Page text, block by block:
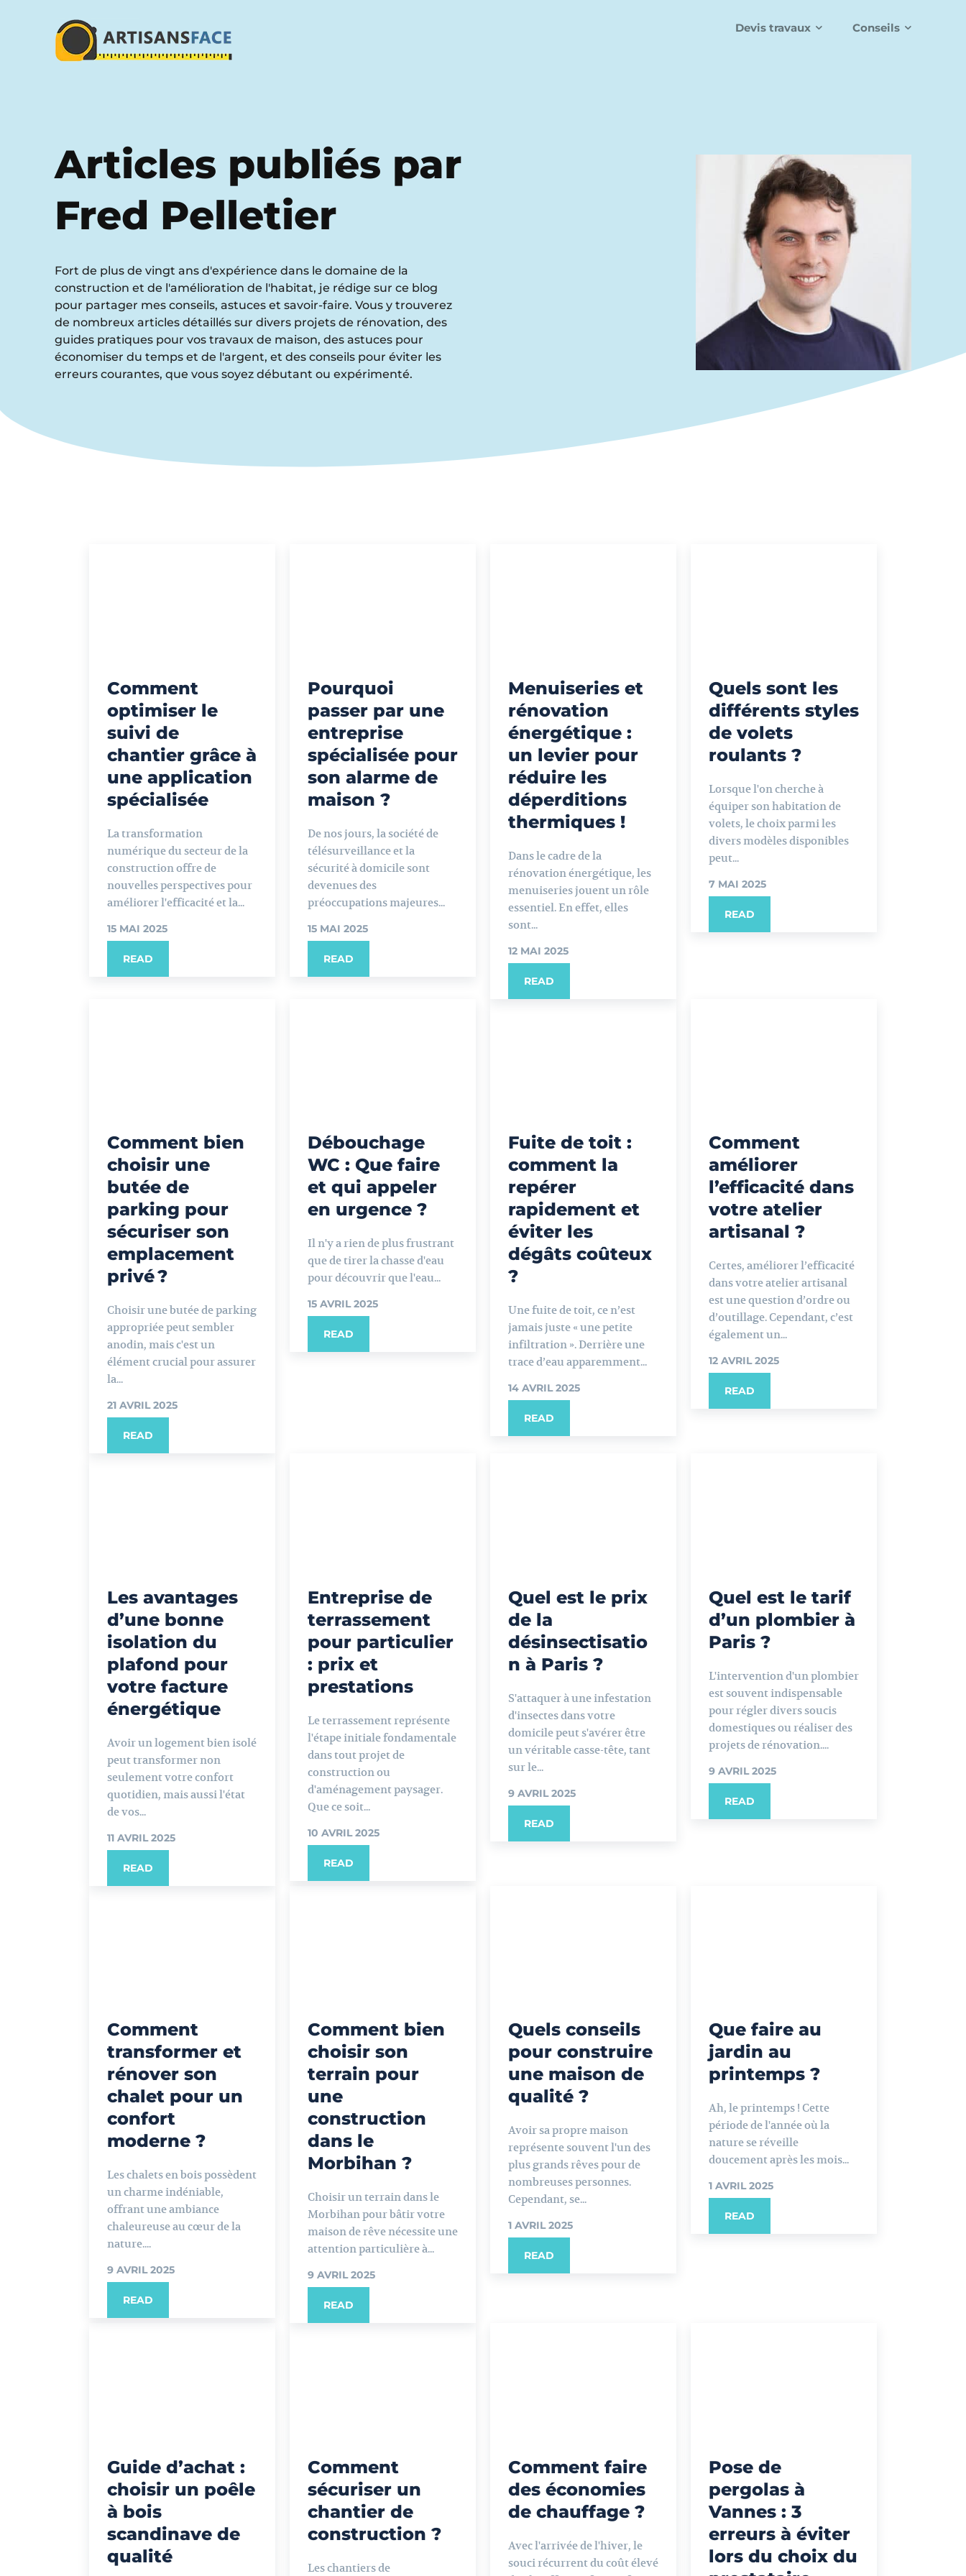
Devis travaux Conseils
Articles publiés par
Fred Pelletier
Fort de plus de vingt ans d'expérience dans le domaine de la
construction et de l'amélioration de l'habitat, je rédige sur ce blog
pour partager mes conseils, astuces et savoir-faire. Vous y trouverez
de nombreux articles détaillés sur divers projets de rénovation, des
guides pratiques pour vos travaux de maison, des astuces pour
économiser du temps et de l'argent, et des conseils pour éviter les
erreurs courantes, que vous soyez débutant ou expérimenté.
Comment
optimiser le
suivi de
chantier grâce à
une application
spécialisée
La transformation
numérique du secteur de la
construction offre de
nouvelles perspectives pour
améliorer l'efficacité et la...
15 MAI 2025
READ
Pourquoi
passer par une
entreprise
spécialisée pour
son alarme de
maison ?
De nos jours, la société de
télésurveillance et la
sécurité à domicile sont
devenues des
préoccupations majeures...
15 MAI 2025
READ
Menuiseries et
rénovation
énergétique :
un levier pour
réduire les
déperditions
thermiques !
Dans le cadre de la
rénovation énergétique, les
menuiseries jouent un rôle
essentiel. En effet, elles
sont...
12 MAI 2025
READ
Quels sont les
différents styles
de volets
roulants ?
Lorsque l'on cherche à
équiper son habitation de
volets, le choix parmi les
divers modèles disponibles
peut...
7 MAI 2025
READ
Comment bien
choisir une
butée de
parking pour
sécuriser son
emplacement
privé ?
Choisir une butée de parking
appropriée peut sembler
anodin, mais c'est un
élément crucial pour assurer
la...
21 AVRIL 2025
READ
Débouchage
WC : Que faire
et qui appeler
en urgence ?
Il n'y a rien de plus frustrant
que de tirer la chasse d'eau
pour découvrir que l'eau...
15 AVRIL 2025
READ
Fuite de toit :
comment la
repérer
rapidement et
éviter les
dégâts coûteux
?
Une fuite de toit, ce n’est
jamais juste « une petite
infiltration ». Derrière une
trace d’eau apparemment...
14 AVRIL 2025
READ
Comment
améliorer
l’efficacité dans
votre atelier
artisanal ?
Certes, améliorer l’efficacité
dans votre atelier artisanal
est une question d’ordre ou
d’outillage. Cependant, c’est
également un...
12 AVRIL 2025
READ
Les avantages
d’une bonne
isolation du
plafond pour
votre facture
énergétique
Avoir un logement bien isolé
peut transformer non
seulement votre confort
quotidien, mais aussi l'état
de vos...
11 AVRIL 2025
READ
Entreprise de
terrassement
pour particulier
: prix et
prestations
Le terrassement représente
l'étape initiale fondamentale
dans tout projet de
construction ou
d'aménagement paysager.
Que ce soit...
10 AVRIL 2025
READ
Quel est le prix
de la
désinsectisatio
n à Paris ?
S'attaquer à une infestation
d'insectes dans votre
domicile peut s'avérer être
un véritable casse-tête, tant
sur le...
9 AVRIL 2025
READ
Quel est le tarif
d’un plombier à
Paris ?
L'intervention d'un plombier
est souvent indispensable
pour régler divers soucis
domestiques ou réaliser des
projets de rénovation....
9 AVRIL 2025
READ
Comment
transformer et
rénover son
chalet pour un
confort
moderne ?
Les chalets en bois possèdent
un charme indéniable,
offrant une ambiance
chaleureuse au cœur de la
nature....
9 AVRIL 2025
READ
Comment bien
choisir son
terrain pour
une
construction
dans le
Morbihan ?
Choisir un terrain dans le
Morbihan pour bâtir votre
maison de rêve nécessite une
attention particulière à...
9 AVRIL 2025
READ
Quels conseils
pour construire
une maison de
qualité ?
Avoir sa propre maison
représente souvent l'un des
plus grands rêves pour de
nombreuses personnes.
Cependant, se...
1 AVRIL 2025
READ
Que faire au
jardin au
printemps ?
Ah, le printemps ! Cette
période de l'année où la
nature se réveille
doucement après les mois...
1 AVRIL 2025
READ
Guide d’achat :
choisir un poêle
à bois
scandinave de
qualité
Comment
sécuriser un
chantier de
construction ?
Les chantiers de
Comment faire
des économies
de chauffage ?
Avec l'arrivée de l'hiver, le
souci récurrent du coût élevé
Pose de
pergolas à
Vannes : 3
erreurs à éviter
lors du choix du